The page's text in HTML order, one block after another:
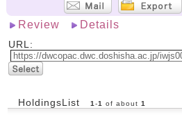
Review Details
URL:
HoldingsList 1 -1 of about 1